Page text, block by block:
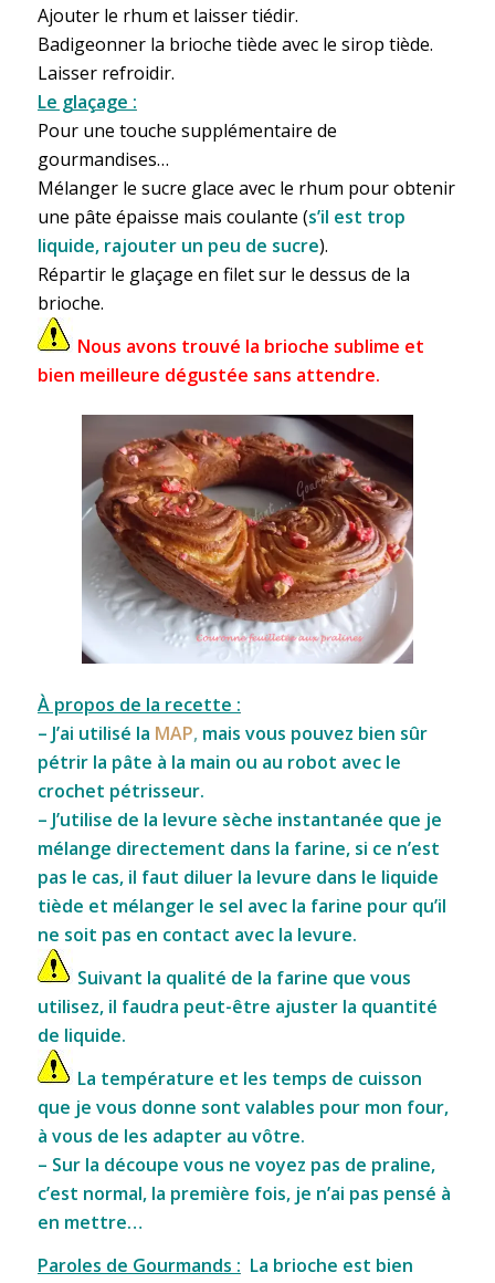
Ajouter le rhum et laisser tiédir.
Badigeonner la brioche tiède avec le sirop tiède.
Laisser refroidir.
Le glaçage :
Pour une touche supplémentaire de
gourmandises…
Mélanger le sucre glace avec le rhum pour obtenir
une pâte épaisse mais coulante (s’il est trop
liquide, rajouter un peu de sucre).
Répartir le glaçage en filet sur le dessus de la
brioche.
Nous avons trouvé la brioche sublime et
bien meilleure dégustée sans attendre.
À propos de la recette :
– J’ai utilisé la MAP, mais vous pouvez bien sûr
pétrir la pâte à la main ou au robot avec le
crochet pétrisseur.
– J’utilise de la levure sèche instantanée que je
mélange directement dans la farine, si ce n’est
pas le cas, il faut diluer la levure dans le liquide
tiède et mélanger le sel avec la farine pour qu’il
ne soit pas en contact avec la levure.
Suivant la qualité de la farine que vous
utilisez, il faudra peut-être ajuster la quantité
de liquide.
La température et les temps de cuisson
que je vous donne sont valables pour mon four,
à vous de les adapter au vôtre.
– Sur la découpe vous ne voyez pas de praline,
c’est normal, la première fois, je n’ai pas pensé à
en mettre…
Paroles de Gourmands : La brioche est bien